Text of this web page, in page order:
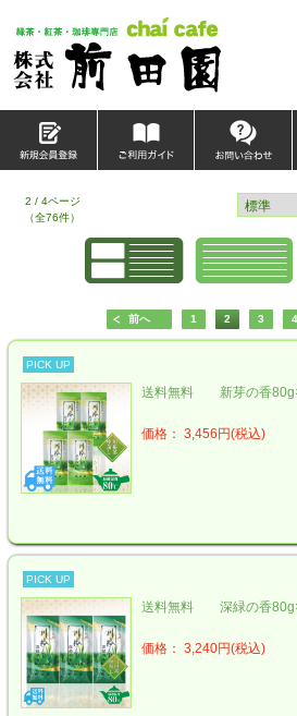
2 / 4ページ
（全76件）
前へ 1 2 3 4
PICK UP
送料無料 新芽の香
価格： 3,456円(税込)
PICK UP
送料無料 深緑の香
価格： 3,240円(税込)